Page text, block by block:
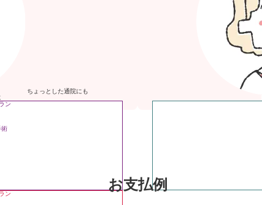
ちょっとした通院にも
ン
術
ン
お支払例